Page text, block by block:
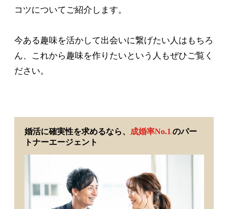
コツについてご紹介します。
今ある趣味を活かして出会いに繋げたい人はもちろ
ん、これから趣味を作りたいという人もぜひご覧く
ださい。
婚活に確実性を求めるなら、 成婚率No.1 ※のパー
トナーエージェント